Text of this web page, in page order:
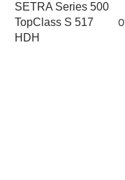
SETRA Series 500
TopClass S 517
HDH